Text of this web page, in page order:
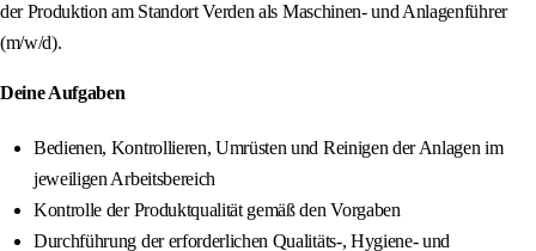
der Produktion am Standort Verden als Maschinen- und Anlagenführer
(m/w/d).
Deine Aufgaben
Bedienen, Kontrollieren, Umrüsten und Reinigen der Anlagen im
jeweiligen Arbeitsbereich
Kontrolle der Produktqualität gemäß den Vorgaben
Durchführung der erforderlichen Qualitäts-, Hygiene- und